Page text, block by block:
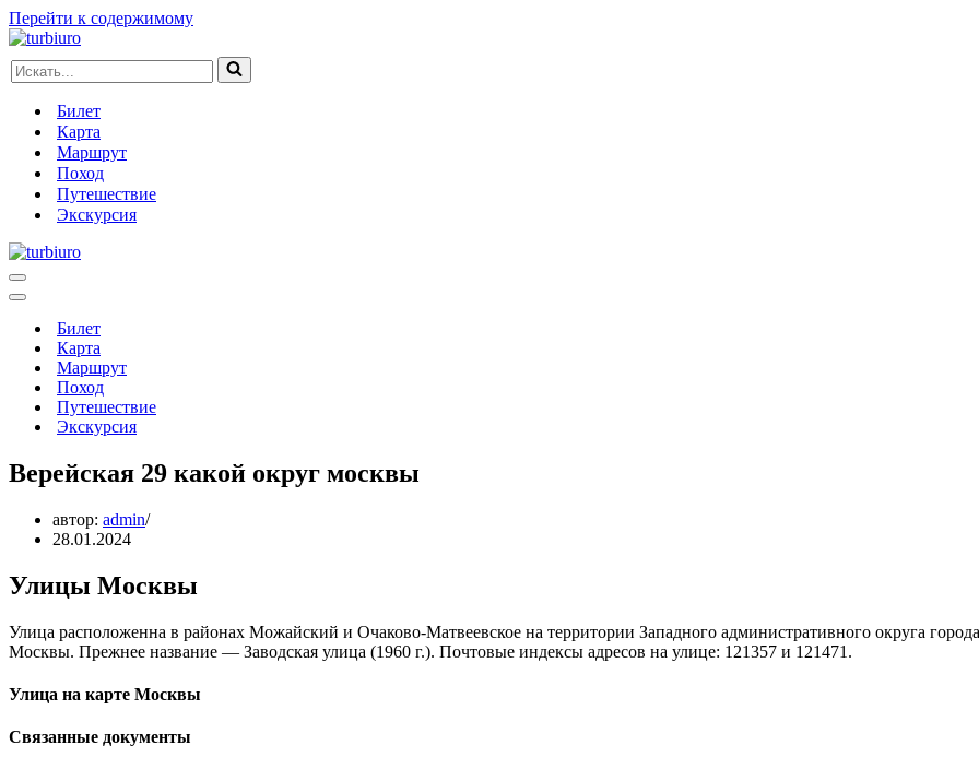
Перейти к содержимому
Искать...
Билет
Карта
Маршрут
Поход
Путешествие
Экскурсия
Меню
навигации
Меню
навигацииБилет
Карта
Маршрут
Поход
Путешествие
Экскурсия
Верейская 29 какой округ москвы
автор: admin
28.01.2024
Улицы Москвы
Улица расположенна в районах Можайский и Очаково-Матвеевское на территории Западного административного округа города
Москвы. Прежнее название — Заводская улица (1960 г.). Почтовыe индексы адресов на улице: 121357 и 121471.
Улица на карте Москвы
Связанные документы